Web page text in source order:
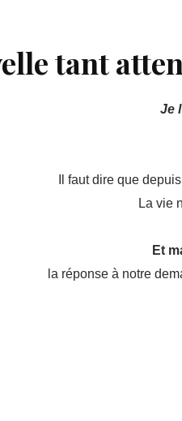
tant
Je
Il faut dire que
La vie
Et
la réponse à notre